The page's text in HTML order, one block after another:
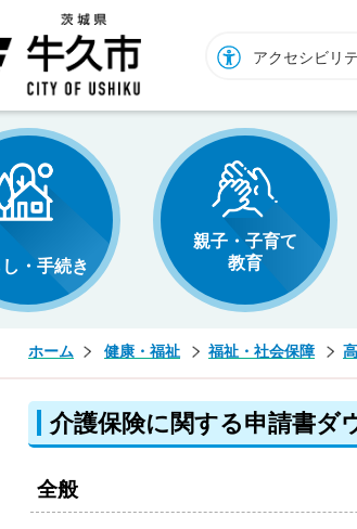
アクセシビリ
し・手続き
親子・子育て
教育
ホーム 健康・福祉 福祉・社会保障
介護保険に関する申請書ダ
全般